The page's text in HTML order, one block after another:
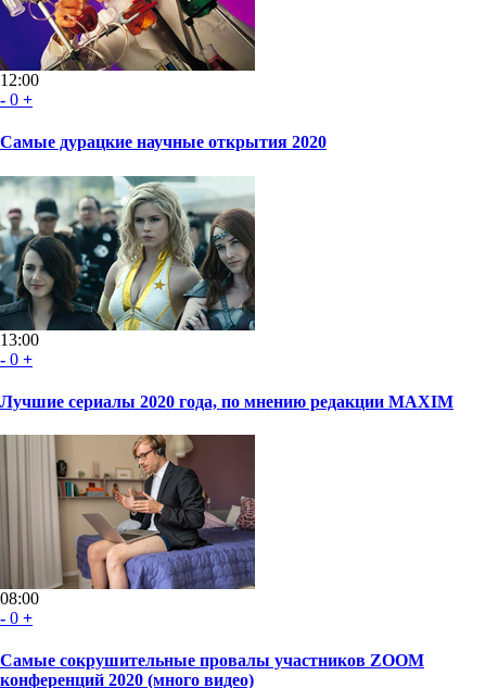
12:00
- 0 +
Самые дурацкие научные открытия 2020
13:00
- 0 +
Лучшие сериалы 2020 года, по мнению редакции MAXIM
08:00
- 0 +
Самые сокрушительные провалы участников ZOOM
конференций 2020 (много видео)